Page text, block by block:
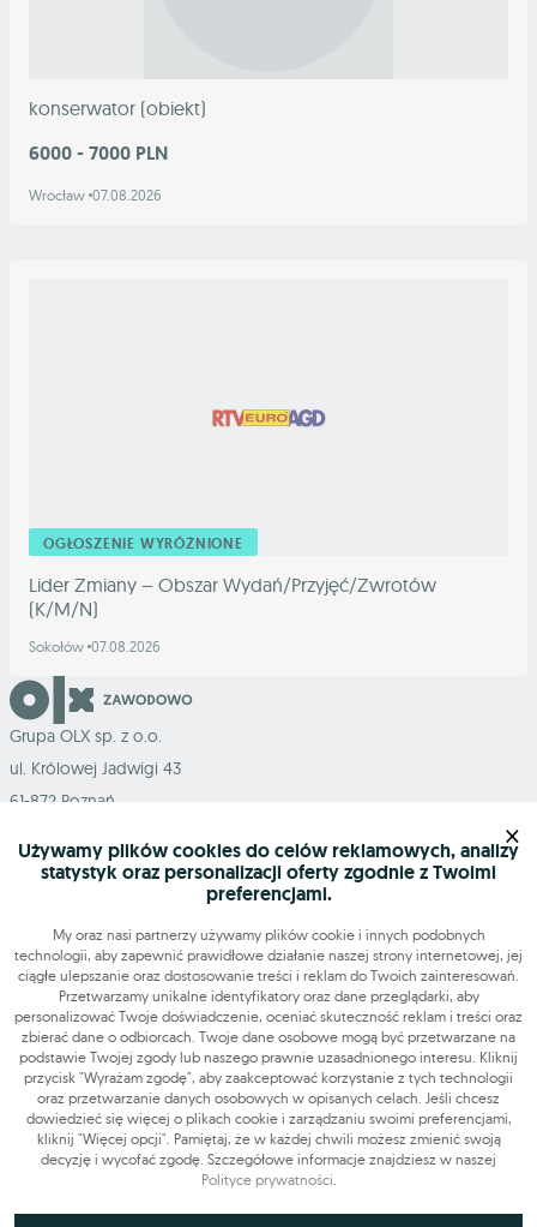
konserwator (obiekt)
6000 - 7000 PLN
Wrocław 07.08.2026
OGŁOSZENIE WYRÓŻNIONE
Lider Zmiany – Obszar Wydań/Przyjęć/Zwrotów
(K/M/N)
Sokołów 07.08.2026
Grupa OLX sp. z o.o.
ul. Królowej Jadwigi 43
61-872 Poznań
Szukasz pracy?
Znajdź nas
Narzędzia
OLX-praca © 2026. Wszelkie prawa zastrzeżone.
OLX PracaBudowa i remontyProdukcjaAdministracjaSprzedaż
Używamy plików cookies do celów reklamowych, analizy
statystyk oraz personalizacji oferty zgodnie z Twoimi
preferencjami.
My oraz nasi partnerzy używamy plików cookie i innych podobnych
technologii, aby zapewnić prawidłowe działanie naszej strony internetowej, jej
ciągłe ulepszanie oraz dostosowanie treści i reklam do Twoich zainteresowań.
Przetwarzamy unikalne identyfikatory oraz dane przeglądarki, aby
personalizować Twoje doświadczenie, oceniać skuteczność reklam i treści oraz
zbierać dane o odbiorcach. Twoje dane osobowe mogą być przetwarzane na
podstawie Twojej zgody lub naszego prawnie uzasadnionego interesu. Kliknij
przycisk "Wyrażam zgodę", aby zaakceptować korzystanie z tych technologii
oraz przetwarzanie danych osobowych w opisanych celach. Jeśli chcesz
dowiedzieć się więcej o plikach cookie i zarządzaniu swoimi preferencjami,
kliknij "Więcej opcji". Pamiętaj, że w każdej chwili możesz zmienić swoją
decyzję i wycofać zgodę. Szczegółowe informacje znajdziesz w naszej
Polityce prywatności.
×